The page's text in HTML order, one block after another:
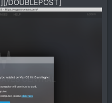
DOUBLEPOST]